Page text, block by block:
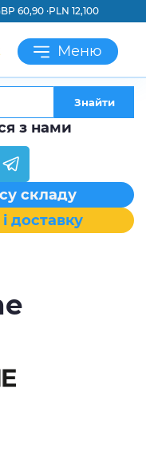
60,90 ·PLN 12,100
Меню
Знайти
з нами
складу
доставку